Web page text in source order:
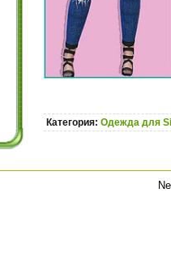
Категория: Одежда для